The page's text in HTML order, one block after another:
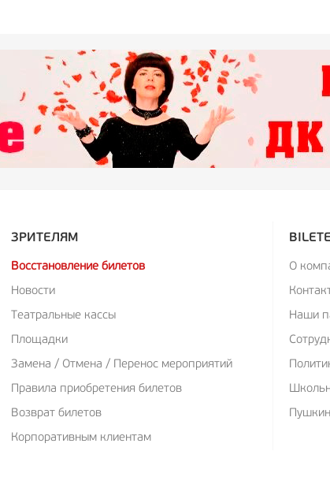
ЗРИТЕЛЯМ
Восстановление билетов
Новости
Театральные кассы
Площадки
Замена / Отмена / Перенос мероприятий
Правила приобретения билетов
Возврат билетов
Корпоративным клиентам
О
Наши